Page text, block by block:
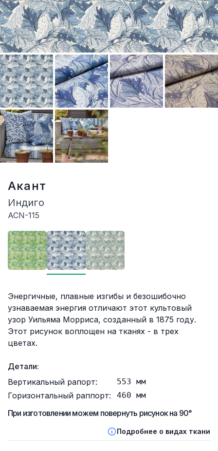
Акант
Индиго
ACN-115
Описание
Энергичные, плавные изгибы и безошибочно
узнаваемая энергия отличают этот культовый
узор Уильяма Морриса, созданный в 1875 году.
Этот рисунок воплощен на тканях - в трех
цветах.
Детали:
Вертикальный рапорт:
553 мм
Горизонтальный раппорт: 460 мм
При изготовлении можем повернуть рисунок на 90°
Подробнее о видах ткани